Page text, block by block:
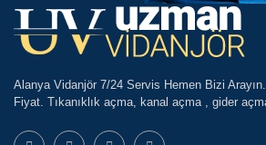
Alanya Vidanjör 7/24 Servis Hemen Bizi
Fiyat. Tıkanıklık açma, kanal açma , gider